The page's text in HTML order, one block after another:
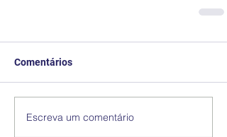
Comentários
Escreva um comentário